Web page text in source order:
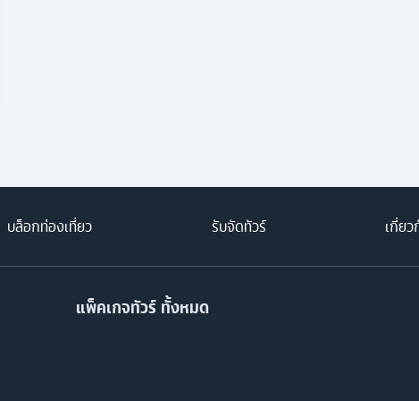
บล็อกท่องเที่ยว รับจัดทัวร์ เกี่ยว
แพ็คเกจทัวร์ ทั้งหมด